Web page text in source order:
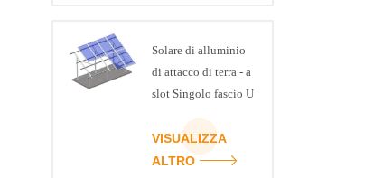
Solare di alluminio
di attacco di terra - a
slot Singolo fascio U
VISUALIZZA
ALTRO